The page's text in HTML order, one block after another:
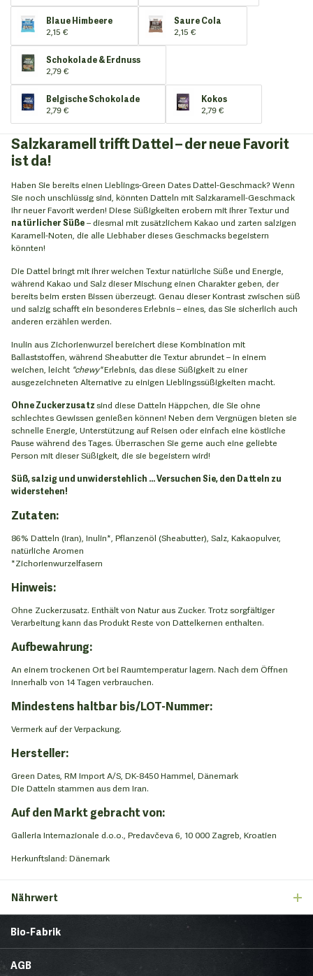
Blaue Himbeere
2,15 €
Saure Cola
2,15 €
Schokolade & Erdnuss
2,79 €
Belgische Schokolade
2,79 €
Kokos
2,79 €
Salzkaramell trifft Dattel – der neue Favorit
ist da!
Haben Sie bereits einen Lieblings-Green Dates Dattel-Geschmack? Wenn
Sie noch unschlüssig sind, könnten Datteln mit Salzkaramell-Geschmack
Ihr neuer Favorit werden! Diese Süßigkeiten erobern mit ihrer Textur und
natürlicher Süße– diesmal mit zusätzlichem Kakao und zarten salzigen
Karamell-Noten, die alle Liebhaber dieses Geschmacks begeistern
könnten!
Die Dattel bringt mit ihrer weichen Textur natürliche Süße und Energie,
während Kakao und Salz dieser Mischung einen Charakter geben, der
bereits beim ersten Bissen überzeugt. Genau dieser Kontrast zwischen süß
und salzig schafft ein besonderes Erlebnis – eines, das Sie sicherlich auch
anderen erzählen werden.
Inulin aus Zichorienwurzel bereichert diese Kombination mit
Ballaststoffen, während Sheabutter die Textur abrundet – in einem
weichen, leicht "chewy"Erlebnis, das diese Süßigkeit zu einer
ausgezeichneten Alternative zu einigen Lieblingssüßigkeiten macht.
Ohne Zuckerzusatzsind diese Datteln Häppchen, die Sie ohne
schlechtes Gewissen genießen können! Neben dem Vergnügen bieten sie
schnelle Energie, Unterstützung auf Reisen oder einfach eine köstliche
Pause während des Tages. Überraschen Sie gerne auch eine geliebte
Person mit dieser Süßigkeit, die sie begeistern wird!
Süß, salzig und unwiderstehlich ... Versuchen Sie, den Datteln zu
widerstehen!
Zutaten:
86% Datteln (Iran), Inulin*, Pflanzenöl (Sheabutter), Salz, Kakaopulver,
natürliche Aromen
*Zichorienwurzelfasern
Hinweis:
Ohne Zuckerzusatz. Enthält von Natur aus Zucker. Trotz sorgfältiger
Verarbeitung kann das Produkt Reste von Dattelkernen enthalten.
Aufbewahrung:
An einem trockenen Ort bei Raumtemperatur lagern. Nach dem Öffnen
innerhalb von 14 Tagen verbrauchen.
Mindestens haltbar bis/LOT-Nummer:
Vermerk auf der Verpackung.
Hersteller:
Green Dates, RM Import A/S, DK-8450 Hammel, Dänemark
Die Datteln stammen aus dem Iran.
Auf den Markt gebracht von:
Galleria Internazionale d.o.o., Predavčeva 6, 10 000 Zagreb, Kroatien
Herkunftsland: Dänemark
Nährwert
Bio-Fabrik
News
AGB